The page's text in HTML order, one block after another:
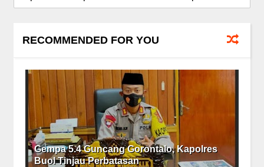
RECOMMENDED FOR YOU
Gempa 5.4 Guncang Gorontalo, Kapolres
Buol Tinjau Perbatasan